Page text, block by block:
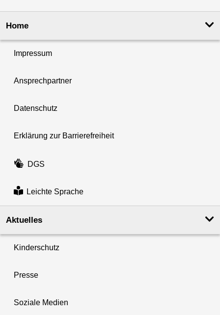
Home
Impressum
Ansprechpartner
Datenschutz
Erklärung zur Barrierefreiheit
DGS
Leichte Sprache
Aktuelles
Kinderschutz
Presse
Soziale Medien